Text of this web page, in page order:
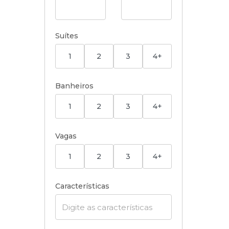
Suítes
1 2 3 4+
Banheiros
1 2 3 4+
Vagas
1 2 3 4+
Características